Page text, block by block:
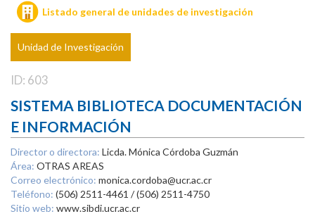
Listado general de unidades de investigación
Unidad de Investigación
ID: 603
SISTEMA BIBLIOTECA DOCUMENTACIÓN
E INFORMACIÓN
Director o directora: Licda. Mónica Córdoba Guzmán
Área: OTRAS AREAS
Correo electrónico: monica.cordoba@ucr.ac.cr
Teléfono: (506) 2511-4461 / (506) 2511-4750
Sitio web: www.sibdi.ucr.ac.cr